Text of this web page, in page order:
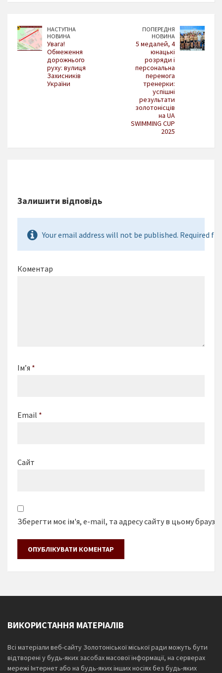
НАСТУПНА
НОВИНА
Увага!
Обмеження
дорожнього
руху: вулиця
Захисників
України
ПОПЕРЕДНЯ
НОВИНА
5 медалей, 4
юнацькі
розряди і
персональна
перемога
тренерки:
успішні
результати
золотонісців
на UA
SWIMMING CUP
2025
Залишити відповідь
Your email address will not be published. Required
Коментар
Ім’я *
Email *
Сайт
Зберегти моє ім'я, e-mail, та адресу сайту в цьому
ВИКОРИСТАННЯ МАТЕРІАЛІВ
Всі матеріали веб-сайту Золотоніської міської ради можуть бути
відтворені у будь-яких засобах масової інформації, на серверах
мережі Інтернет або на будь-яких інших носіях без будь-яких